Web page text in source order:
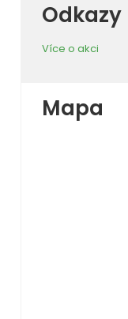
Odkazy
Více o akci
Mapa